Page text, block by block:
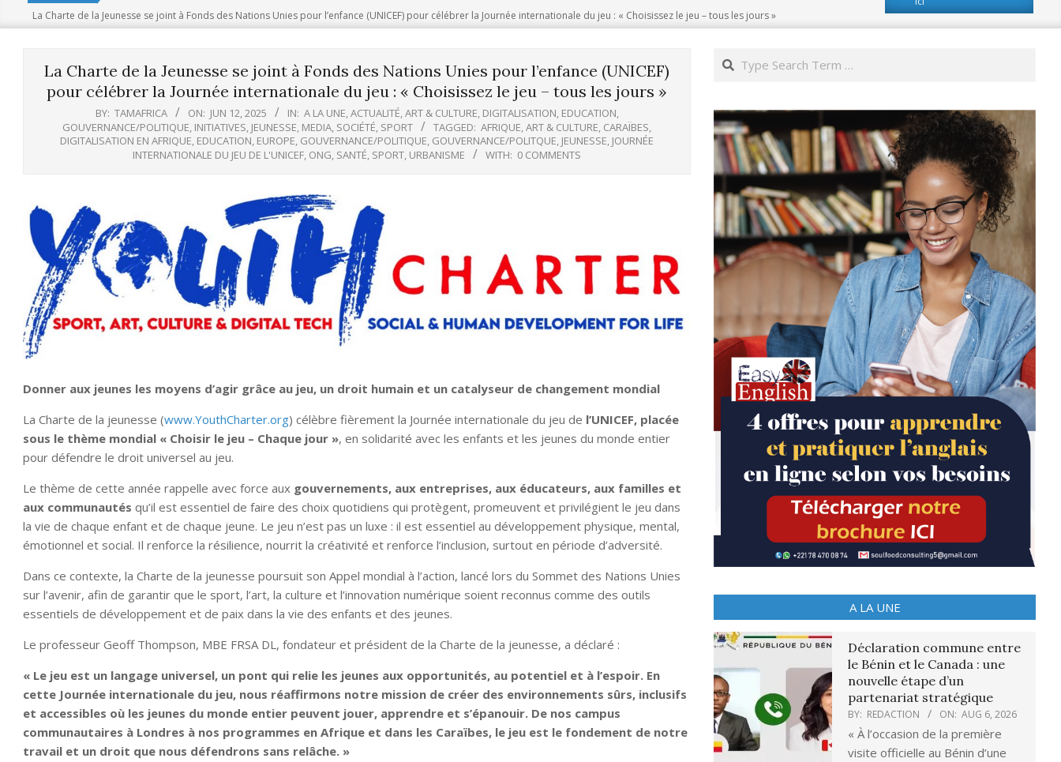
La Charte de la Jeunesse se joint à Fonds des Nations Unies pour l’enfance (UNICEF) pour célébrer la Journée internationale du jeu : « Choisissez le jeu – tous les jours »
La Charte de la Jeunesse se joint à Fonds des Nations Unies pour l’enfance (UNICEF)
pour célébrer la Journée internationale du jeu : « Choisissez le jeu – tous les jours »
BY: TAMAFRICA ON: JUN 12, 2025 IN: A LA UNE,ACTUALITÉ,ART & CULTURE, DIGITALISATION, EDUCATION,
GOUVERNANCE/POLITIQUE, INITIATIVES, JEUNESSE, MEDIA, SOCIÉTÉ, SPORT TAGGED: AFRIQUE,ART & CULTURE, CARAÏBES,
DIGITALISATION EN AFRIQUE, EDUCATION, EUROPE, GOUVERNANCE/POLITIQUE, GOUVERNANCE/POLITQUE, JEUNESSE, JOURNÉE
INTERNATIONALE DU JEU DE L'UNICEF, ONG, SANTÉ, SPORT, URBANISME WITH: 0 COMMENTS
Donner aux jeunes les moyens d’agir grâce au jeu, un droit humain et un catalyseur de changement mondial
La Charte de la jeunesse (www.YouthCharter.org) célèbre fièrement la Journée internationale du jeu de l’UNICEF, placée
sous le thème mondial « Choisir le jeu – Chaque jour », en solidarité avec les enfants et les jeunes du monde entier
pour défendre le droit universel au jeu.
Le thème de cette année rappelle avec force aux gouvernements, aux entreprises, aux éducateurs, aux familles et
aux communautés qu’il est essentiel de faire des choix quotidiens qui protègent, promeuvent et privilégient le jeu dans
la vie de chaque enfant et de chaque jeune. Le jeu n’est pas un luxe : il est essentiel au développement physique, mental,
émotionnel et social. Il renforce la résilience, nourrit la créativité et renforce l’inclusion, surtout en période d’adversité.
Dans ce contexte, la Charte de la jeunesse poursuit son Appel mondial à l’action, lancé lors du Sommet des Nations Unies
sur l’avenir, afin de garantir que le sport, l’art, la culture et l’innovation numérique soient reconnus comme des outils
essentiels de développement et de paix dans la vie des enfants et des jeunes.
Le professeur Geoff Thompson, MBE FRSA DL, fondateur et président de la Charte de la jeunesse, a déclaré :
« Le jeu est un langage universel, un pont qui relie les jeunes aux opportunités, au potentiel et à l’espoir. En
cette Journée internationale du jeu, nous réaffirmons notre mission de créer des environnements sûrs, inclusifs
et accessibles où les jeunes du monde entier peuvent jouer, apprendre et s’épanouir. De nos campus
communautaires à Londres à nos programmes en Afrique et dans les Caraïbes, le jeu est le fondement de notre
travail et un droit que nous défendrons sans relâche. »
Search
A LA UNE
Déclaration commune entre
le Bénin et le Canada : une
nouvelle étape d’un
partenariat stratégique
BY: REDACTION ON: AUG 6, 2026
« À l’occasion de la première
visite officielle au Bénin d’une